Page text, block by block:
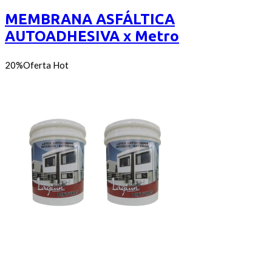
desde
$0
hasta
$161
MEMBRANA ASFÁLTICA
AUTOADHESIVA x Metro
20%Oferta Hot